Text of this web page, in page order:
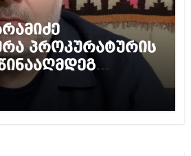
პროკურატურის